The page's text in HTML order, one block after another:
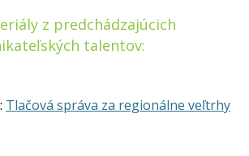
z predchádzajúcich
talentov:
Tlačová správa za regionálne veľtrhy